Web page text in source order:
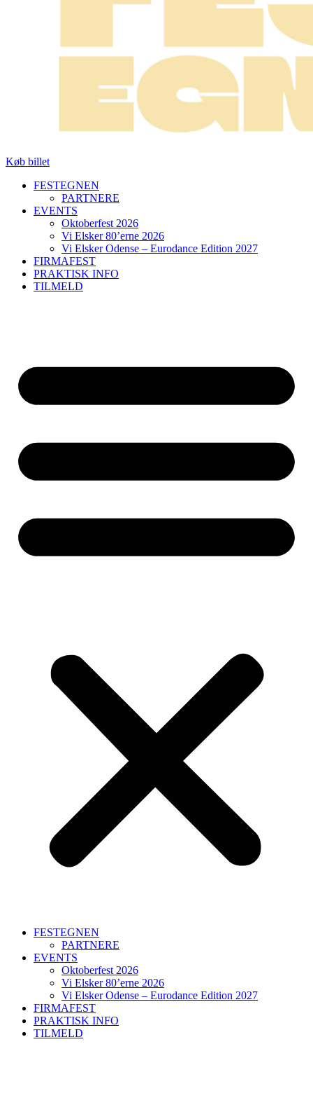
Køb billet
FESTEGNEN
PARTNERE
EVENTS
Oktoberfest 2026
Vi Elsker 80’erne 2026
Vi Elsker Odense – Eurodance Edition 2027
FIRMAFEST
PRAKTISK INFO
TILMELD
FESTEGNEN
PARTNERE
EVENTS
Oktoberfest 2026
Vi Elsker 80’erne 2026
Vi Elsker Odense – Eurodance Edition 2027
FIRMAFEST
PRAKTISK INFO
TILMELD